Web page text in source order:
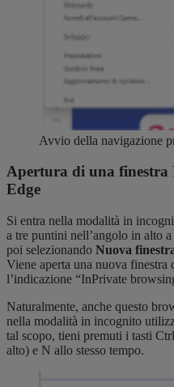
Avvio della navigazione
Apertura di una
Edge
Si entra nella modalità in
a tre puntini nell’angolo in alto
poi selezionando Nuova
Viene aperta una nuova
l’indicazione “InPrivate
Naturalmente, anche questo
nella modalità in incognito
tal scopo, tieni premuti i tasti
alto) e N allo stesso tempo.